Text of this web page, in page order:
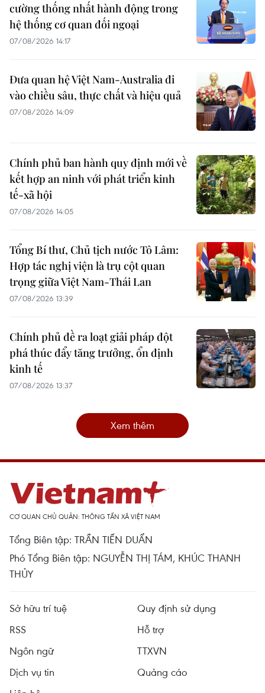
cường thống nhất hành động trong
hệ thống cơ quan đối ngoại
07/08/2026 14:17
Đưa quan hệ Việt Nam-Australia đi
vào chiều sâu, thực chất và hiệu quả
07/08/2026 14:09
Chính phủ ban hành quy định mới về
kết hợp an ninh với phát triển kinh
tế-xã hội
07/08/2026 14:05
Tổng Bí thư, Chủ tịch nước Tô Lâm:
Hợp tác nghị viện là trụ cột quan
trọng giữa Việt Nam-Thái Lan
07/08/2026 13:39
Chính phủ đề ra loạt giải pháp đột
phá thúc đẩy tăng trưởng, ổn định
kinh tế
07/08/2026 13:37
Xem thêm
CƠ QUAN CHỦ QUẢN: THÔNG TẤN XÃ VIỆT NAM
Tổng Biên tập: TRẦN TIẾN DUẨN
Phó Tổng Biên tập: NGUYỄN THỊ TÁM, KHÚC THANH
THỦY
Sở hữu trí tuệ
Quy định sử dụng
RSS
Hỗ trợ
Ngôn ngữ
TTXVN
Dịch vụ tin
Quảng cáo